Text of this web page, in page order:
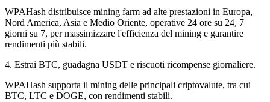
WPAHash distribuisce mining farm ad alte prestazioni in Europa,
Nord America, Asia e Medio Oriente, operative 24 ore su 24, 7
giorni su 7, per massimizzare l'efficienza del mining e garantire
rendimenti più stabili.
4. Estrai BTC, guadagna USDT e riscuoti ricompense giornaliere.
WPAHash supporta il mining delle principali criptovalute, tra cui
BTC, LTC e DOGE, con rendimenti stabili.